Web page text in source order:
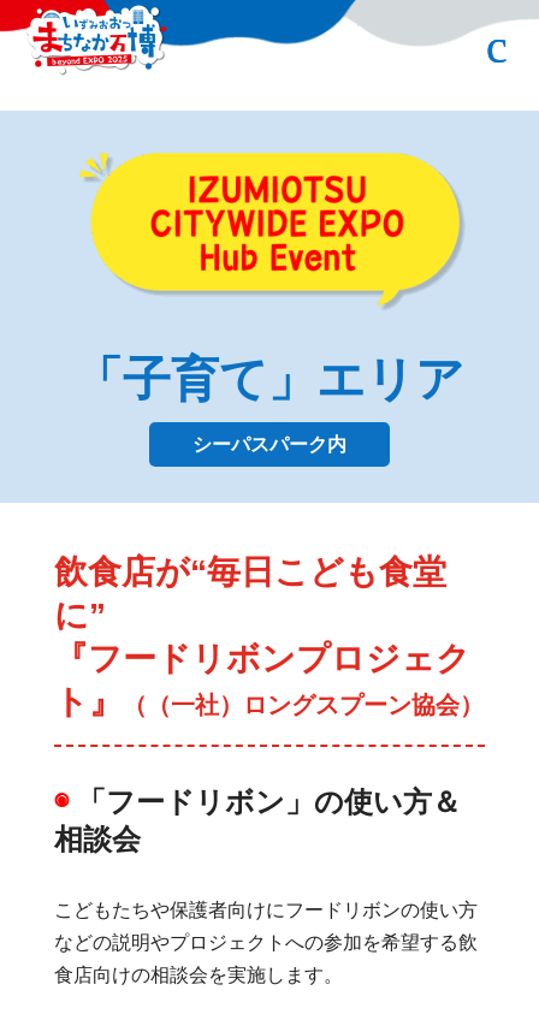
「子育て」エリア
シーパスパーク内
飲食店が“毎日こども食堂
に”
『フードリボンプロジェク
ト』
（（一社）ロングスプーン協会）
◉「フードリボン」の使い方＆
相談会
こどもたちや保護者向けにフードリボンの使い方
などの説明やプロジェクトへの参加を希望する飲
食店向けの相談会を実施します。